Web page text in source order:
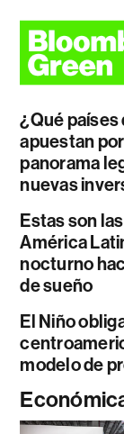
¿Qué países
apuestan
panorama
nuevas
Estas son
América
nocturno
de sueño
El Niño
modelo de